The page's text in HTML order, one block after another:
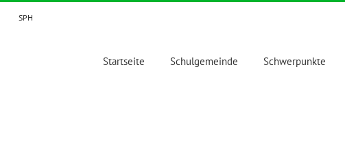
SPH
Startseite Schulgemeinde Schwerpunkte